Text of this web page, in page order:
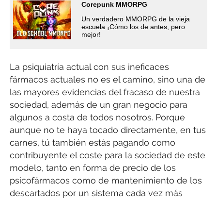
Corepunk MMORPG
Un verdadero MMORPG de la vieja
escuela ¡Cómo los de antes, pero
mejor!
La psiquiatría actual con sus ineficaces
fármacos actuales no es el camino, sino una de
las mayores evidencias del fracaso de nuestra
sociedad, además de un gran negocio para
algunos a costa de todos nosotros. Porque
aunque no te haya tocado directamente, en tus
carnes, tú también estás pagando como
contribuyente el coste para la sociedad de este
modelo, tanto en forma de precio de los
psicofármacos como de mantenimiento de los
descartados por un sistema cada vez más